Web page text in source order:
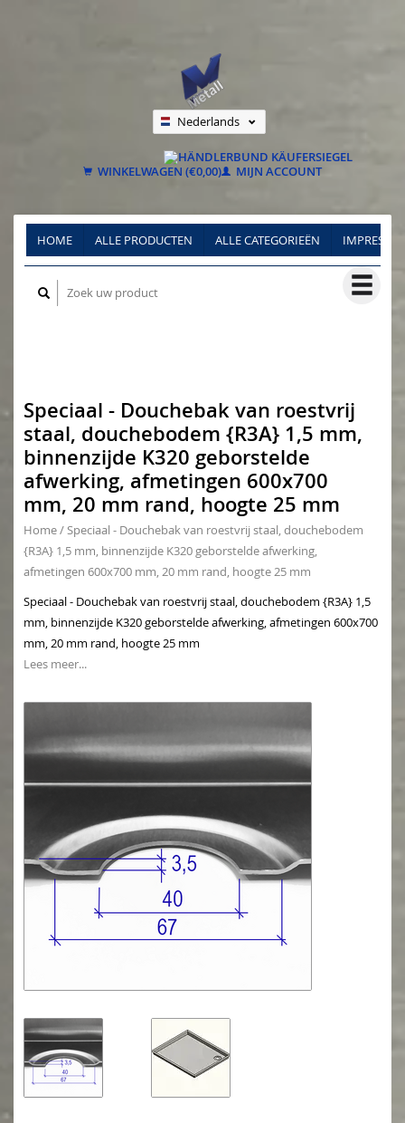
Nederlands
Français
WINKELWAGEN (€0,00) MIJN ACCOUNT
HOME ALLE PRODUCTEN ALLE CATEGORIEËN
Speciaal - Douchebak van roestvrij
staal, douchebodem {R3A} 1,5 mm,
binnenzijde K320 geborstelde
afwerking, afmetingen 600x700
mm, 20 mm rand, hoogte 25 mm
Home/Speciaal - Douchebak van roestvrij staal, douchebodem
{R3A} 1,5 mm, binnenzijde K320 geborstelde afwerking,
afmetingen 600x700 mm, 20 mm rand, hoogte 25 mm
Speciaal - Douchebak van roestvrij staal, douchebodem {R3A} 1,5
mm, binnenzijde K320 geborstelde afwerking, afmetingen 600x700
mm, 20 mm rand, hoogte 25 mm
Lees meer...